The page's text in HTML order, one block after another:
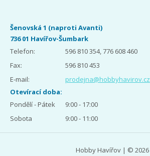
Šenovská 1 (naproti Avanti)
736 01 Havířov-Šumbark
Telefon:
596 810 354, 776 608 460
Fax:
596 810 453
E-mail:
prodejna@hobbyhavirov.cz
Otevírací doba:
Pondělí - Pátek
9:00 - 17:00
Sobota
9:00 - 11:00
Hobby Havířov | © 2026